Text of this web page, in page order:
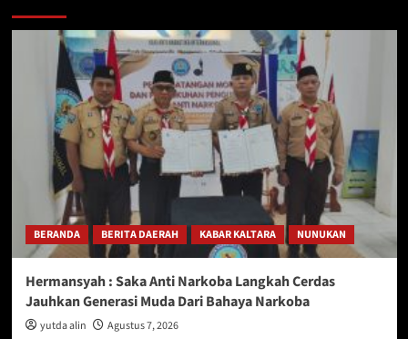
BERANDA BERITA DAERAH KABAR KALTARA NUNUKAN
Hermansyah : Saka Anti Narkoba Langkah Cerdas
Jauhkan Generasi Muda Dari Bahaya Narkoba
yutda alin Agustus 7, 2026